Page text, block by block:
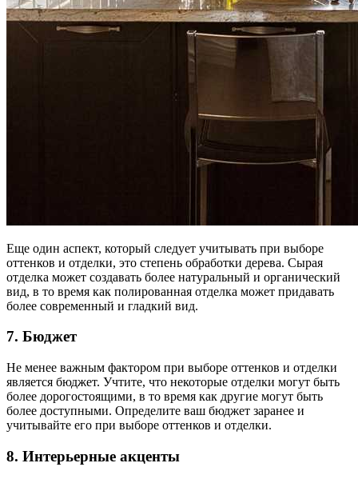
Еще один аспект, который следует учитывать при выборе
оттенков и отделки, это степень обработки дерева. Сырая
отделка может создавать более натуральный и органический
вид, в то время как полированная отделка может придавать
более современный и гладкий вид.
7. Бюджет
Не менее важным фактором при выборе оттенков и отделки
является бюджет. Учтите, что некоторые отделки могут быть
более дорогостоящими, в то время как другие могут быть
более доступными. Определите ваш бюджет заранее и
учитывайте его при выборе оттенков и отделки.
8. Интерьерные акценты